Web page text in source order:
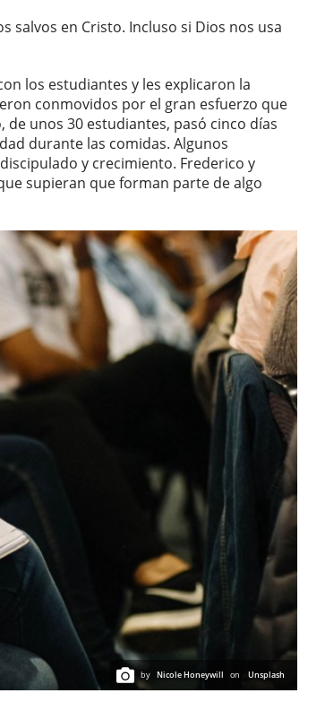
salvos en Cristo. Incluso si Dios nos usa
los estudiantes y les explicaron la
conmovidos por el gran esfuerzo que
unos 30 estudiantes, pasó cinco días
durante las comidas. Algunos
y crecimiento. Frederico y
supieran que forman parte de algo
by Nicole Honeywill on Unsplash